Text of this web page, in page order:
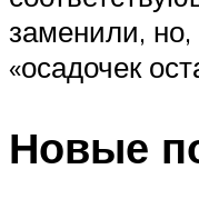
заменили, но,
«осадочек
Новые